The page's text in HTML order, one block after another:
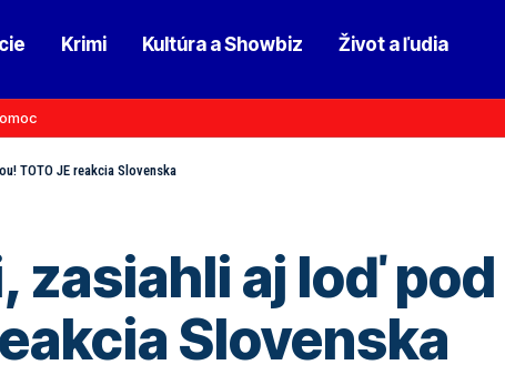
Krimi Kultúra a Showbiz Život a ľudia
TOTO JE reakcia Slovenska
zasiahli aj loď
Slovenska